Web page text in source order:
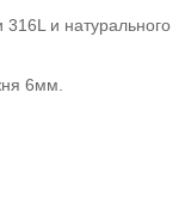
316L и натурального
6мм.